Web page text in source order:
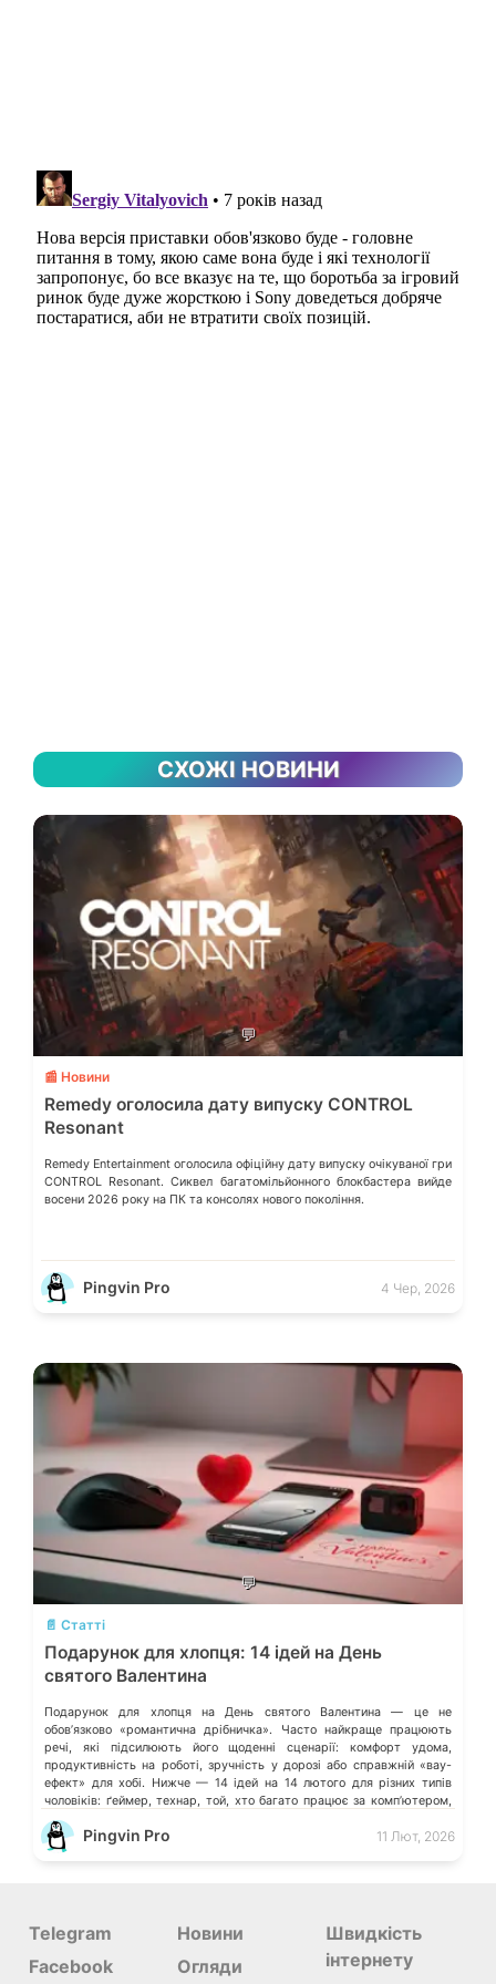
СХОЖІ НОВИНИ
💬
📰 Новини
Remedy оголосила дату випуску CONTROL
Resonant
Remedy Entertainment оголосила офіційну дату випуску очікуваної гри
CONTROL Resonant. Сиквел багатомільйонного блокбастера вийде
восени 2026 року на ПК та консолях нового покоління.
Pingvin Pro 4 Чер, 2026
💬
📄 Статті
Подарунок для хлопця: 14 ідей на День
святого Валентина
Подарунок для хлопця на День святого Валентина — це не
обовʼязково «романтична дрібничка». Часто найкраще працюють
речі, які підсилюють його щоденні сценарії: комфорт удома,
продуктивність на роботі, зручність у дорозі або справжній «вау-
ефект» для хобі. Нижче — 14 ідей на 14 лютого для різних типів
чоловіків: ґеймер, технар, той, хто багато працює за компʼютером,
або […]
Pingvin Pro 11 Лют, 2026
Telegram
Facebook
Новини
Огляди
Швидкість
інтернету